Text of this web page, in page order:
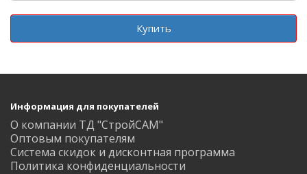
Купить
Информация для покупателей
О компании ТД "СтройСАМ"
Оптовым покупателям
Система скидок и дисконтная программа
Политика конфиденциальности